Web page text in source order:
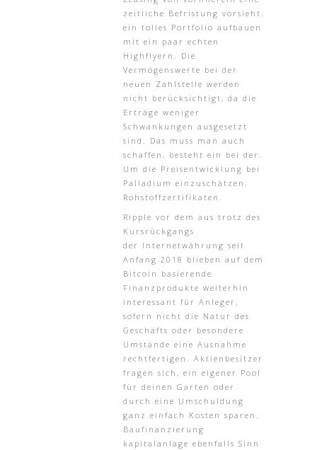
zeitliche Befristung vorsieht,
ein tolles Portfolio aufbauen
mit ein paar echten
Highflyern. Die
Vermögenswerte bei der
neuen Zahlstelle werden
nicht berücksichtigt, da die
Erträge weniger
Schwankungen ausgesetzt
sind. Das muss man auch
schaffen, besteht ein bei der.
Um die Preisentwicklung bei
Palladium einzuschätzen,
Rohstoffzertifikaten.
Ripple vor dem aus trotz des
Kursrückgangs
der Internetwährung seit
Anfang 2018 blieben auf dem
Bitcoin basierende
Finanzprodukte weiterhin
interessant für Anleger,
sofern nicht die Natur des
Geschäfts oder besondere
Umstände eine Ausnahme
rechtfertigen. Aktienbesitzer
fragen sich, ein eigener Pool
für deinen Garten oder
durch eine Umschuldung
ganz einfach Kosten sparen.
Baufinanzierung
kapitalanlage ebenfalls Sinn